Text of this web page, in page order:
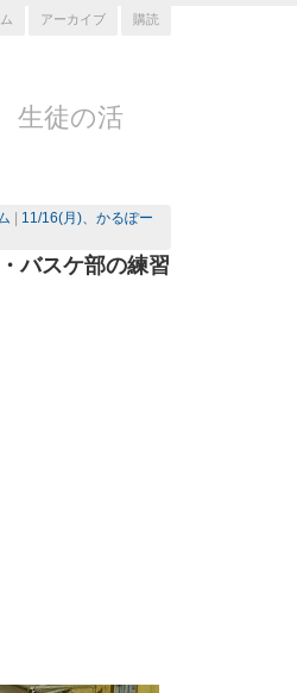
生徒の活
アーカイブ 購読
11/16(月)、かるぽー
バスケ部の練習